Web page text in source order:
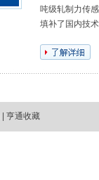
吨级轧制力传
填补了国内技
亨通收藏